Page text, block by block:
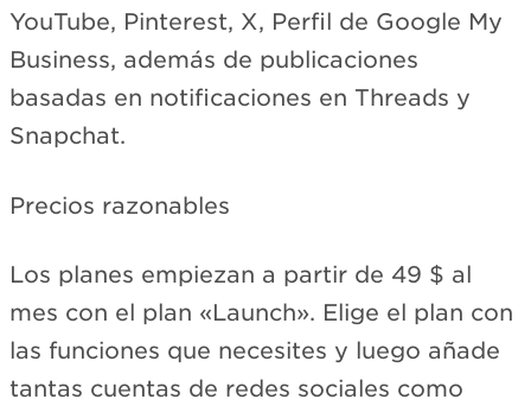
YouTube, Pinterest, X, Perfil de Google My
Business, además de publicaciones
basadas en notificaciones en Threads y
Snapchat.
Precios razonables
Los planes empiezan a partir de 49 $ al
mes con el plan «Launch». Elige el plan con
las funciones que necesites y luego añade
tantas cuentas de redes sociales como